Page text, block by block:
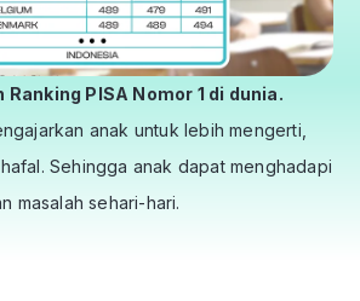
PISA Nomor 1 di dunia.
anak untuk lebih mengerti,
Sehingga anak dapat menghadapi
masalah sehari-hari.